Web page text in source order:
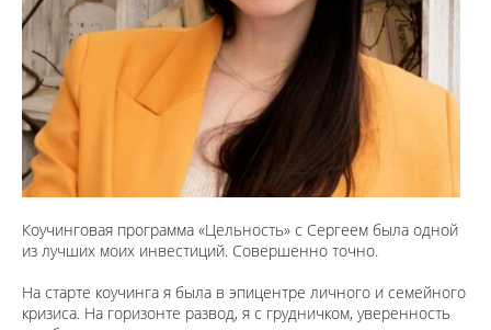
Коучинговая программа «Цельность» с Сергеем была одной
из лучших моих инвестиций. Совершенно точно.
На старте коучинга я была в эпицентре личного и семейного
кризиса. На горизонте развод, я с грудничком, уверенность